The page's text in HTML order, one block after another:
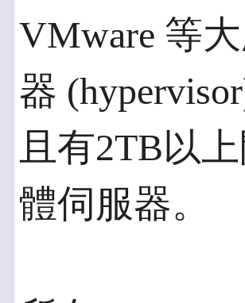
VMware 等
器
且有2TB以
體伺服器。